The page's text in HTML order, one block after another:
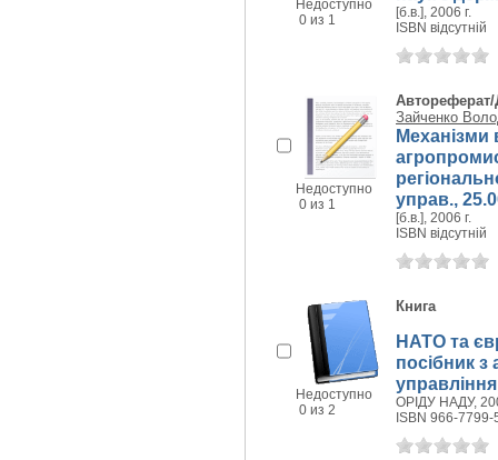
Недоступно
0 из 1
[б.в.], 2006 г.
ISBN відсутній
Недоступно
0 из 1
Автореферат/
Зайченко
Механізми
управ.,
[б.в.], 2006 г.
ISBN відсутній
Недоступно
0 из 2
Книга
НАТО та
посібник
ОРІДУ НАДУ,
ISBN 966-7799-